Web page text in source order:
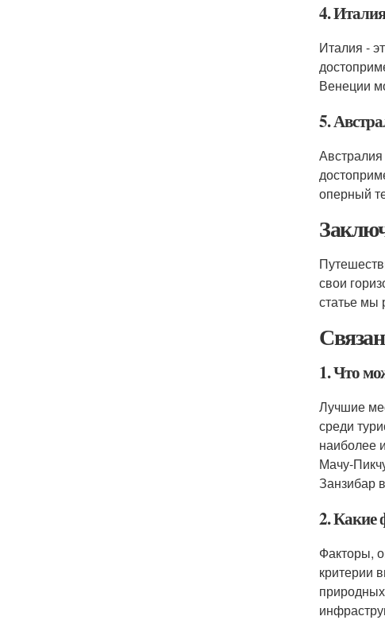
4. Италия
Италия -
Венеции
5.
оперный
свои
статье мы
1. Что
Лучшие
среди
наиболее
Мачу-
Занзибар
2. Какие
Факторы,
критерии